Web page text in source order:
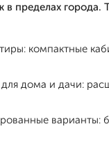
пределах города.
компактные
дома и дачи:
варианты: